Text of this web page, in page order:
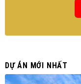
DỰ ÁN MỚI NHẤT